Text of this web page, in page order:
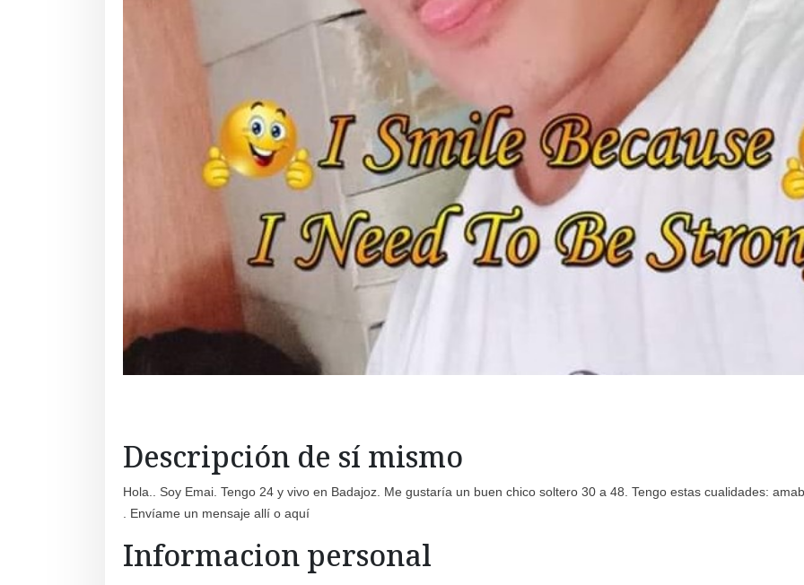
Descripción de sí mismo
Hola.. Soy Emai. Tengo 24 y vivo en Badajoz. Me gustaría un buen chico soltero 30 a 48. Tengo estas cualidades:
. Envíame un mensaje allí o aquí
Informacion personal